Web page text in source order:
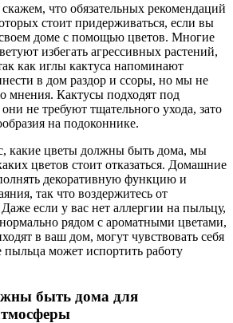
что обязательных рекомендаций
стоит придерживаться, если вы
своем доме с помощью цветов. Многие
избегать агрессивных растений,
как иглы кактуса напоминают
в дом раздор и ссоры, но мы не
мнения. Кактусы подходят под
не требуют тщательного ухода, зато
на подоконнике.
какие цветы должны быть дома, мы
цветов стоит отказаться. Домашние
декоративную функцию и
так что воздержитесь от
если у вас нет аллергии на пыльцу,
рядом с ароматными цветами,
в ваш дом, могут чувствовать себя
может испортить работу
быть дома для